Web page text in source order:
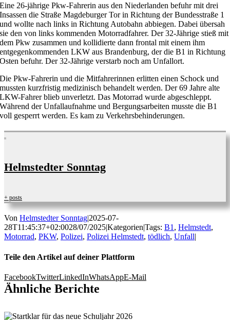
Eine 26-jährige Pkw-Fahrerin aus den Niederlanden befuhr mit drei
Insassen die Straße Magdeburger Tor in Richtung der Bundesstraße 1
und wollte nach links in Richtung Autobahn abbiegen. Dabei übersah
sie den von links kommenden Motorradfahrer. Der 32-Jährige stieß mit
dem Pkw zusammen und kollidierte dann frontal mit einem ihm
entgegenkommenden LKW aus Brandenburg, der die B1 in Richtung
Osten befuhr. Der 32-Jährige verstarb noch am Unfallort.
Die Pkw-Fahrerin und die Mitfahrerinnen erlitten einen Schock und
mussten kurzfristig medizinisch behandelt werden. Der 69 Jahre alte
LKW-Fahrer blieb unverletzt. Das Motorrad wurde abgeschleppt.
Während der Unfallaufnahme und Bergungsarbeiten musste die B1
voll gesperrt werden. Es kam zu Verkehrsbehinderungen.
Helmstedter Sonntag
+ posts
Von Helmstedter Sonntag|2025-07-
28T11:45:37+02:0028/07/2025|Kategorien|Tags: B1, Helmstedt,
Motorrad, PKW, Polizei, Polizei Helmstedt, tödlich, Unfall|
Teile den Artikel auf deiner Plattform
FacebookTwitterLinkedInWhatsAppE-Mail
Ähnliche Berichte